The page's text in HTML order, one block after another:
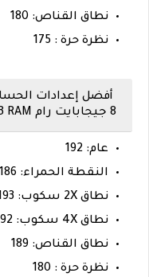
نطاق القناص: 180
نظرة حرة : 175
أفضل إعدادات
8 جيجابايت رام 8GB RAM :
عام: 192
النقطة الحمراء: 186
نطاق 2X سكوب: 193
نطاق 4X سكوب: 192
نطاق القناص: 189
نظرة حرة : 180